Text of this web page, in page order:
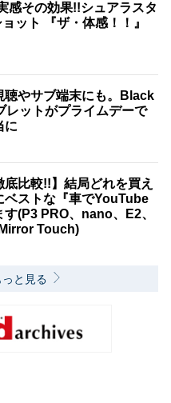
感その効果!!シュアラスタ
ット 『ザ・体感！！』
聴やサブ端末にも。Black
レットがプライムデーで
に
底比較!!】結局どれを買え
ベストな『車でYouTube
(P3 PRO、nano、E2、
Touch)
と見る